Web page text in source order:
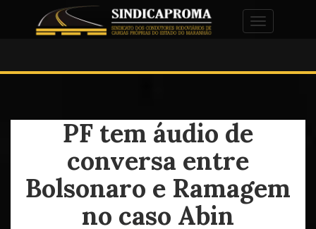
Alternar
PF tem áudio de
conversa entre
Bolsonaro e Ramagem
no caso Abin